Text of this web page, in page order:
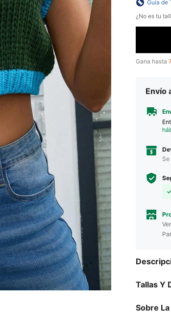
Guía de
¿No es tu
Gana hasta
Envío
Tallas Y
Sobre